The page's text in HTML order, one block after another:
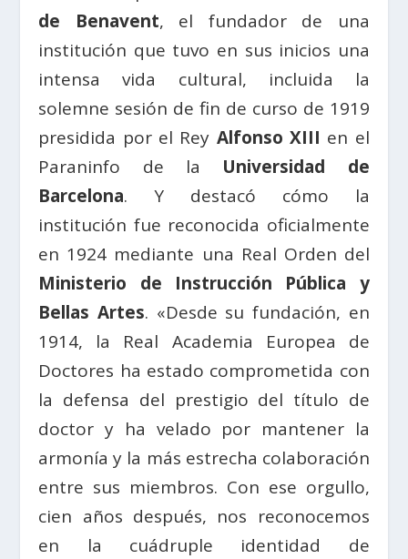
de Benavent, el fundador de una
institución que tuvo en sus inicios una
intensa vida cultural, incluida la
solemne sesión de fin de curso de 1919
presidida por el Rey Alfonso XIII en el
Paraninfo de la Universidad de
Barcelona. Y destacó cómo la
institución fue reconocida oficialmente
en 1924 mediante una Real Orden del
Ministerio de Instrucción Pública y
Bellas Artes. «Desde su fundación, en
1914, la Real Academia Europea de
Doctores ha estado comprometida con
la defensa del prestigio del título de
doctor y ha velado por mantener la
armonía y la más estrecha colaboración
entre sus miembros. Con ese orgullo,
cien años después, nos reconocemos
en la cuádruple identidad de